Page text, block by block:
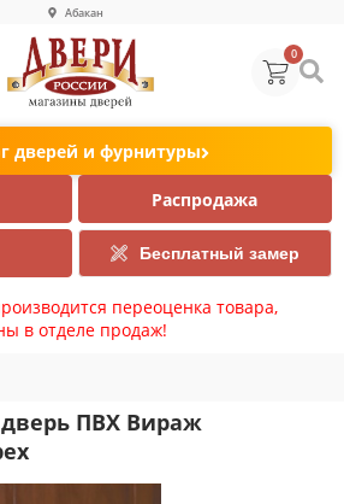
Абакан
0
дверей и фурнитуры
Распродажа
Бесплатный замер
переоценка товара,
в отделе продаж!
ПВХ Вираж